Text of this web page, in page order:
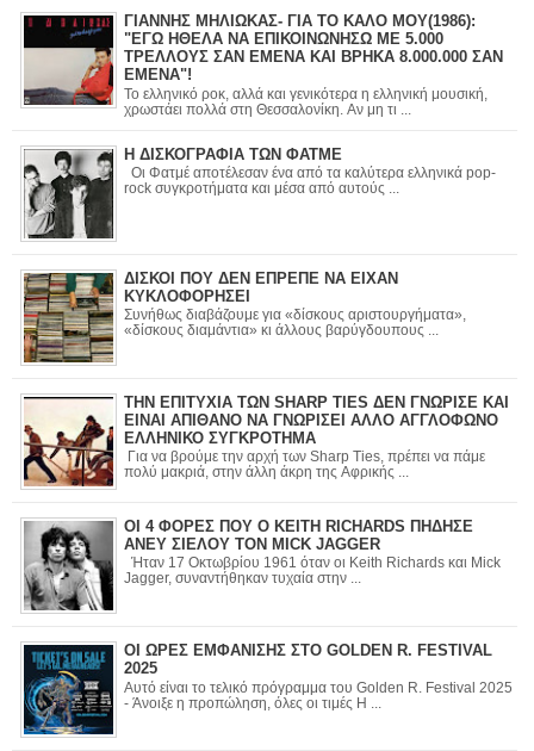
ΓΙΑΝΝΗΣ ΜΗΛΙΩΚΑΣ- ΓΙΑ ΤΟ ΚΑΛΟ ΜΟΥ(1986):
"ΕΓΩ ΗΘΕΛΑ ΝΑ ΕΠΙΚΟΙΝΩΝΗΣΩ ΜΕ 5.000
ΤΡΕΛΛΟΥΣ ΣΑΝ ΕΜΕΝΑ ΚΑΙ ΒΡΗΚΑ 8.000.000 ΣΑΝ
ΕΜΕΝΑ"!
Το ελληνικό ροκ, αλλά και γενικότερα η ελληνική μουσική,
χρωστάει πολλά στη Θεσσαλονίκη. Αν μη τι ...
Η ΔΙΣΚΟΓΡΑΦΙΑ ΤΩΝ ΦΑΤΜΕ
Οι Φατμέ αποτέλεσαν ένα από τα καλύτερα ελληνικά pop-
rock συγκροτήματα και μέσα από αυτούς ...
ΔΙΣΚΟΙ ΠΟΥ ΔΕΝ ΕΠΡΕΠΕ ΝΑ ΕΙΧΑΝ
ΚΥΚΛΟΦΟΡΗΣΕΙ
Συνήθως διαβάζουμε για «δίσκους αριστουργήματα»,
«δίσκους διαμάντια» κι άλλους βαρύγδουπους ...
ΤΗΝ ΕΠΙΤΥΧΙΑ ΤΩΝ SHARP TIES ΔΕΝ ΓΝΩΡΙΣΕ ΚΑΙ
ΕΙΝΑΙ ΑΠΙΘΑΝΟ ΝΑ ΓΝΩΡΙΣΕΙ ΑΛΛΟ ΑΓΓΛΟΦΩΝΟ
ΕΛΛΗΝΙΚΟ ΣΥΓΚΡΟΤΗΜΑ
Για να βρούμε την αρχή των Sharp Ties, πρέπει να πάμε
πολύ μακριά, στην άλλη άκρη της Αφρικής ...
ΟΙ 4 ΦΟΡΕΣ ΠΟΥ Ο KEITH RICHARDS ΠΗΔΗΣΕ
ΑΝΕΥ ΣΙΕΛΟΥ ΤΟΝ MICK JAGGER
Ήταν 17 Οκτωβρίου 1961 όταν οι Keith Richards και Mick
Jagger, συναντήθηκαν τυχαία στην ...
ΟΙ ΩΡΕΣ ΕΜΦΑΝΙΣΗΣ ΣΤΟ GOLDEN R. FESTIVAL
2025
Αυτό είναι το τελικό πρόγραμμα του Golden R. Festival 2025
- Άνοιξε η προπώληση, όλες οι τιμές Η ...